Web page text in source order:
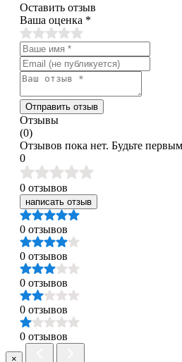
Оставить отзыв
Ваша оценка *
Отправить отзыв
Отзывы
(0)
Отзывов пока нет. Будьте
0
0 отзывов
написать отзыв
0 отзывов
0 отзывов
0 отзывов
0 отзывов
0 отзывов
×